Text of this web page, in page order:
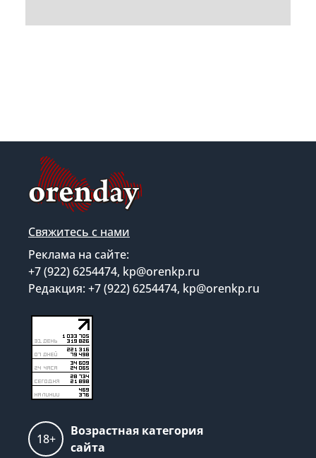
Свяжитесь с нами
Реклама на сайте:
+7 (922) 6254474, kp@orenkp.ru
Редакция: +7 (922) 6254474, kp@orenkp.ru
18+
Возрастная категория
сайта